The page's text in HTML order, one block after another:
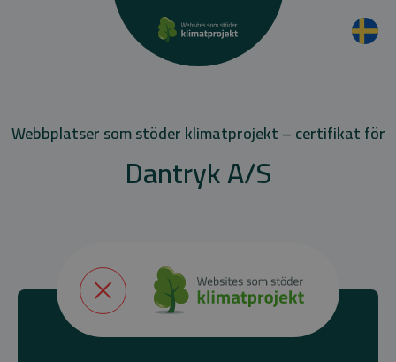
Webbplatser som stöder klimatprojekt – certifikat för
Dantryk A/S